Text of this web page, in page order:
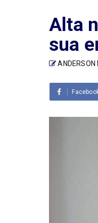
Alta
sua
ANDERSON